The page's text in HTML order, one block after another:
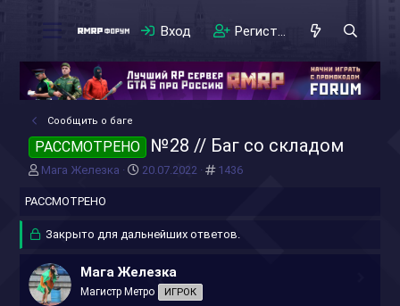
Вход Регистрация
Сообщить о баге
РАССМОТРЕНО №28 // Баг со складом
А
т
р
е
м
ы
Мага Железка
Д
н
л
20.07.2022 #1436
РАССМОТРЕНО
Закрыто для дальнейших ответов.
Мага Железка
Магистр Метро ИГРОК